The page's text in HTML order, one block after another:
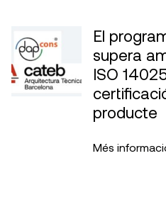
El
supera
ISO
producte
Més